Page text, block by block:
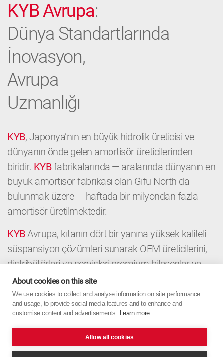
KYB Avrupa:
Dünya Standartlarında
İnovasyon,
Avrupa
Uzmanlığı
KYB, Japonya’nın en büyük hidrolik üreticisi ve
dünyanın önde gelen amortisör üreticilerinden
biridir. KYBfabrikalarında — aralarında dünyanın en
büyük amortisör fabrikası olan Gifu North da
bulunmak üzere — haftada bir milyondan fazla
amortisör üretilmektedir.
KYBAvrupa, kıtanın dört bir yanına yüksek kaliteli
süspansiyon çözümleri sunarak OEM üreticilerini,
distribütörleri ve servisleri premium bileşenler ve
yerel uzmanlıkla destekler. OEM’den Aftermarket’e
kadarKYBAvrupa, Japon hassasiyetini Avrupa
odağıyla birleştirir.
About cookies on this site
We use cookies to collect and analyse information on site performance
and usage, to provide social media features and to enhance and
customise content and advertisements. Learn more
Allow all cookies